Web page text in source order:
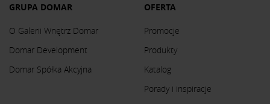
GRUPA DOMAR
O Galerii Wnętrz Domar
Domar Development
Domar Spółka Akcyjna
OFERTA
Promocje
Produkty
Katalog
Porady i inspiracje